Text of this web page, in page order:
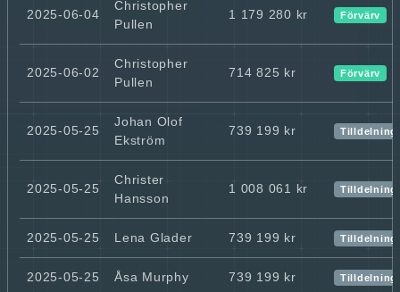
2025-06-04
Christopher
Pullen
1 179 280 kr Förvärv
2025-06-02
Christopher
Pullen
714 825 kr Förvärv
2025-05-25
Johan Olof
Ekström
739 199 kr Tilldelning
2025-05-25
Christer
Hansson
1 008 061 kr Tilldelning
2025-05-25 Lena Glader 739 199 kr Tilldelning
2025-05-25 Åsa Murphy 739 199 kr Tilldelning